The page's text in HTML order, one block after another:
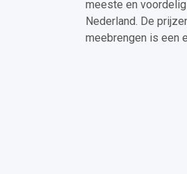
meeste en
Nederland. De
meebrengen is een